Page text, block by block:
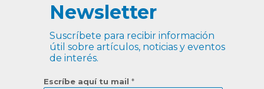
Newsletter
Suscríbete para recibir información
útil sobre artículos, noticias y eventos
de interés.
Escríbe aquí tu mail *